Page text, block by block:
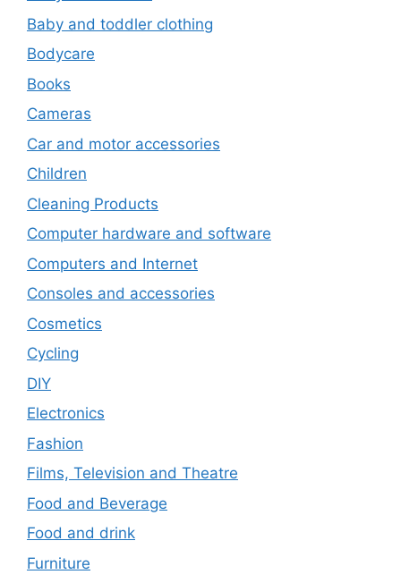
Baby and toddler clothing
Bodycare
Books
Cameras
Car and motor accessories
Children
Cleaning Products
Computer hardware and software
Computers and Internet
Consoles and accessories
Cosmetics
Cycling
DIY
Electronics
Fashion
Films, Television and Theatre
Food and Beverage
Food and drink
Furniture